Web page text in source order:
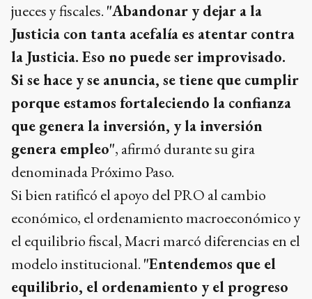
jueces y fiscales. "Abandonar y dejar a la
Justicia con tanta acefalía es atentar contra
la Justicia. Eso no puede ser improvisado.
Si se hace y se anuncia, se tiene que cumplir
porque estamos fortaleciendo la confianza
que genera la inversión, y la inversión
genera empleo", afirmó durante su gira
denominada Próximo Paso.
Si bien ratificó el apoyo del PRO al cambio
económico, el ordenamiento macroeconómico y
el equilibrio fiscal, Macri marcó diferencias en el
modelo institucional. "Entendemos que el
equilibrio, el ordenamiento y el progreso